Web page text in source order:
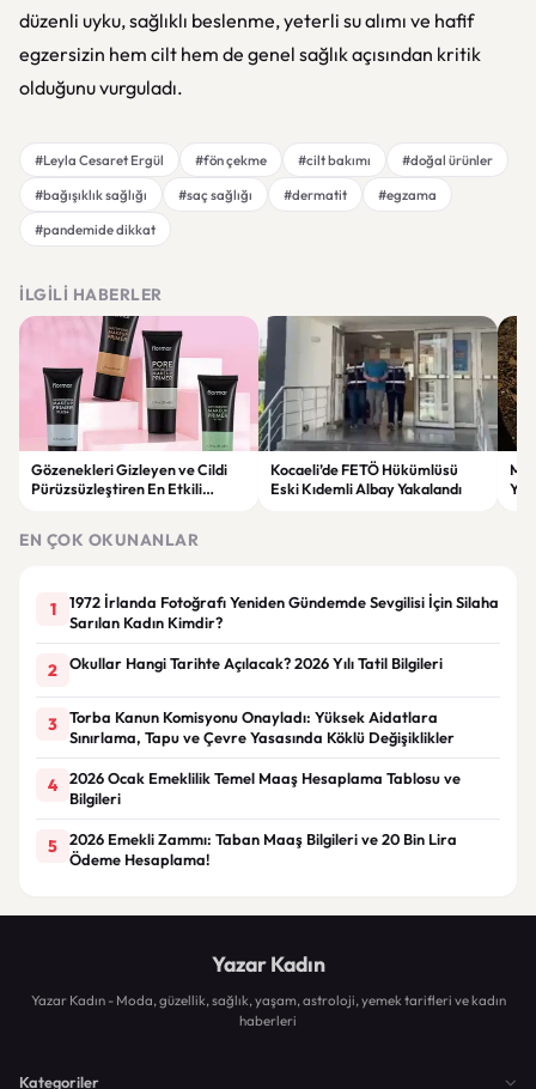
düzenli uyku, sağlıklı beslenme, yeterli su alımı ve hafif
egzersizin hem cilt hem de genel sağlık açısından kritik
olduğunu vurguladı.
#Leyla Cesaret Ergül #fön çekme #cilt bakımı
#doğal ürünler
#bağışıklık sağlığı
#saç sağlığı #dermatit
#egzama
#pandemide dikkat
İLGILI HABERLER
Gözenekleri Gizleyen ve Cildi
Pürüzsüzleştiren En Etkili
Kocaeli’de FETÖ Hükümlüsü
Eski Kıdemli Albay Yakalandı
EN ÇOK OKUNANLAR
1
1972 İrlanda Fotoğrafı Yeniden Gündemde Sevgilisi İçin Silaha
Sarılan Kadın Kimdir?
2 Okullar Hangi Tarihte Açılacak? 2026 Yılı Tatil Bilgileri
3
Torba Kanun Komisyonu Onayladı: Yüksek Aidatlara
Sınırlama, Tapu ve Çevre Yasasında Köklü Değişiklikler
4
2026 Ocak Emeklilik Temel Maaş Hesaplama Tablosu ve
Bilgileri
5
2026 Emekli Zammı: Taban Maaş Bilgileri ve 20 Bin Lira
Ödeme Hesaplama!
Yazar Kadın
Yazar Kadın - Moda, güzellik, sağlık, yaşam, astroloji, yemek tarifleri ve kadın
haberleri
Kategoriler